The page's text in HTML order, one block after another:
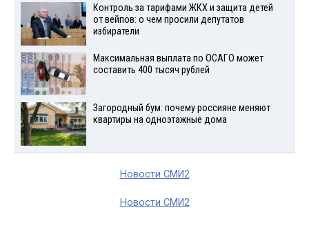
Контроль за тарифами ЖКХ и защита детей
от вейпов: о чем просили депутатов
избиратели
Максимальная выплата по ОСАГО может
составить 400 тысяч рублей
Загородный бум: почему россияне меняют
квартиры на одноэтажные дома
Новости СМИ2
Новости СМИ2